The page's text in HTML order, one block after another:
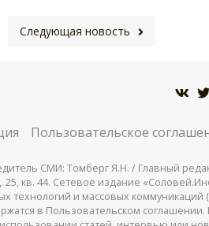
Следующая новость
Пользовательское
СМИ: Томберг Я.Н. / Главный
25, кв. 44. Сетевое издание
и массовых
в Пользовательском